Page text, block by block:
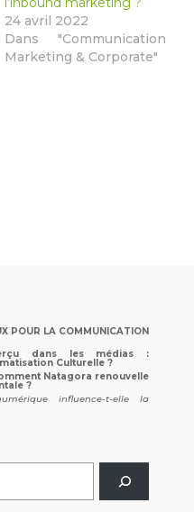
24 avril 2022
Dans "Communication
Marketing & Corporate"
POUR LA COMMUNICATION
dans les médias :
Culturelle ?
Natagora renouvelle
?
influence-t-elle la